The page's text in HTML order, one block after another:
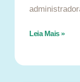
Leia Mais »